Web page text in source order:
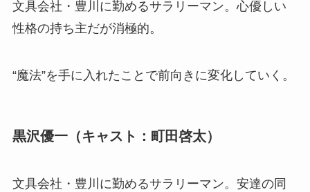
文具会社・豊川に勤めるサラリーマン。心優しい
性格の持ち主だが消極的。
“魔法”を手に入れたことで前向きに変化していく。
黒沢優一（キャスト：町田啓太）
文具会社・豊川に勤めるサラリーマン。安達の同